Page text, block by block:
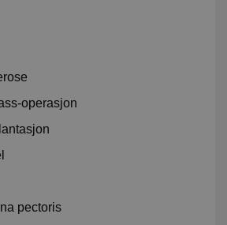
operasjon
pectoris